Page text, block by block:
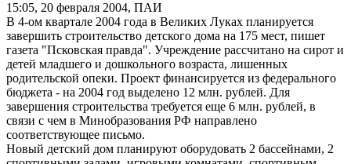
15:05, 20 февраля 2004, ПАИ
В 4-ом квартале 2004 года в Великих Луках планируется
завершить строительство детского дома на 175 мест, пишет
газета "Псковская правда". Учреждение рассчитано на сирот и
детей младшего и дошкольного возраста, лишенных
родительской опеки. Проект финансируется из федерального
бюджета - на 2004 год выделено 12 млн. рублей. Для
завершения строительства требуется еще 6 млн. рублей, в
связи с чем в Минобразования РФ направлено
соответствующее письмо.
Новый детский дом планируют оборудовать 2 бассейнами, 2